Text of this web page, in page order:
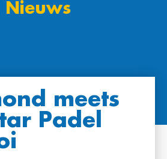
Nieuws
meets
Padel